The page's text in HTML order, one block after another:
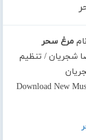
مرغ سحر
شجریان / تنظیم
Download New